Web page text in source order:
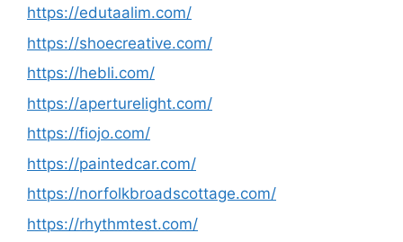
https://edutaalim.com/
https://shoecreative.com/
https://hebli.com/
https://aperturelight.com/
https://fiojo.com/
https://paintedcar.com/
https://norfolkbroadscottage.com/
https://rhythmtest.com/